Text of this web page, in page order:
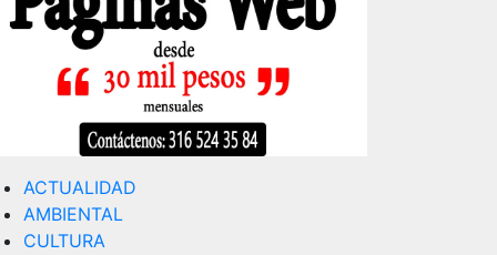
ACTUALIDAD
AMBIENTAL
CULTURA